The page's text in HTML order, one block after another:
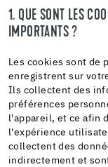
1. QUE SONT LES
IMPORTANTS ?
Les cookies sont de
enregistrent sur
Ils collectent des
préférences
l'appareil, et ce afin
l'expérience
collectent des
indirectement et